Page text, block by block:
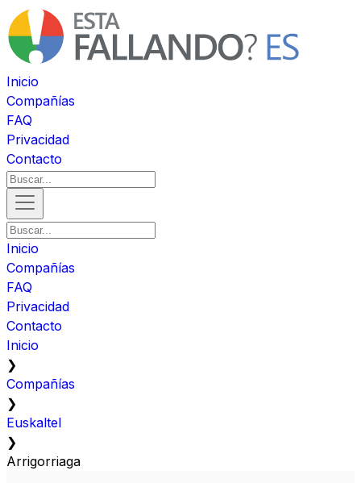
Inicio
Compañías
FAQ
Privacidad
Contacto
Inicio
Compañías
FAQ
Privacidad
Contacto
Inicio
❯
Compañías
❯
Euskaltel
❯
Arrigorriaga